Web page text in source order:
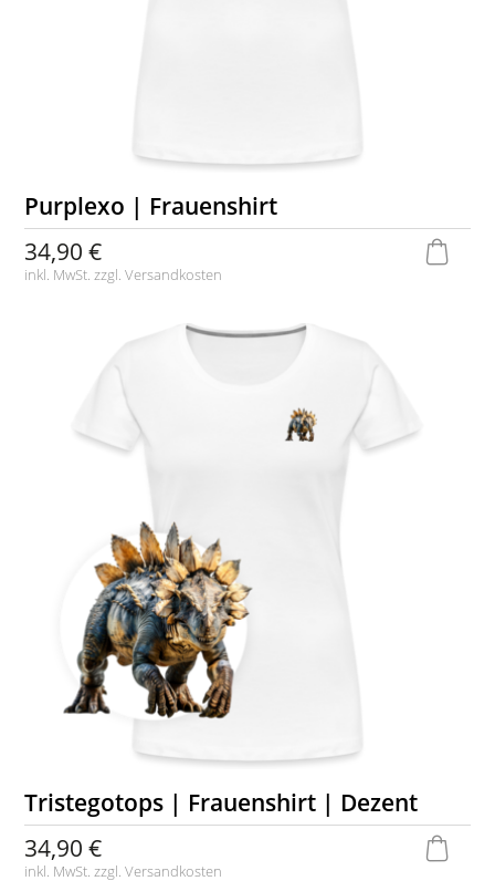
Purplexo | Frauenshirt
34,90 €
inkl. MwSt. zzgl.Versandkosten
Tristegotops | Frauenshirt | Dezent
34,90 €
inkl. MwSt. zzgl.Versandkosten